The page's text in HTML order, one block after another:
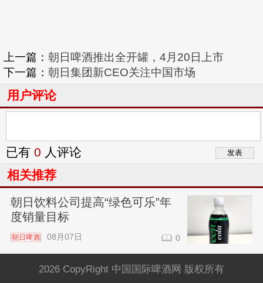
上一篇： 朝日啤酒推出全开罐，4月20日上市
下一篇： 朝日集团新CEO关注中国市场
用户评论
已有 0 人评论
相关推荐
朝日饮料公司提高“绿色可乐”年
度销量目标
朝日啤酒 08月07日 0
2026 CopyRight 中国国际啤酒网 版权所有